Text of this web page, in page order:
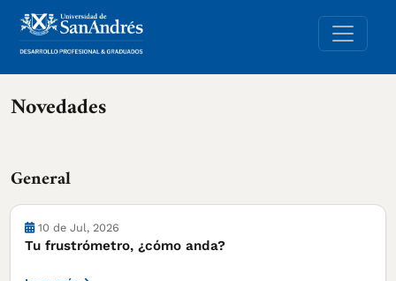
Novedades
General
10 de Jul, 2026
Tu frustrómetro, ¿cómo anda?